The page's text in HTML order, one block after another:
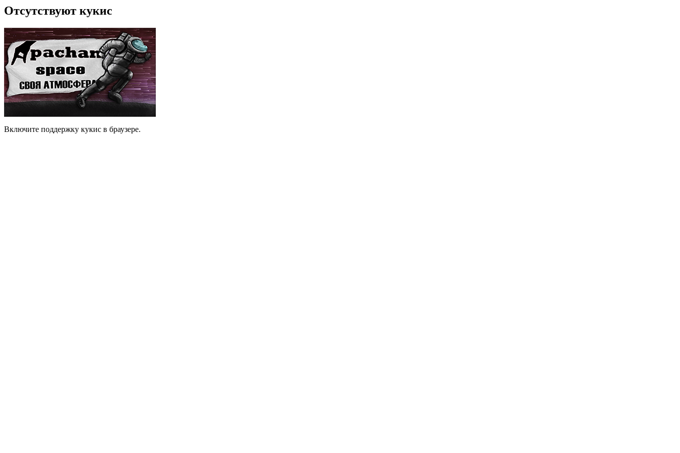
Отсутствуют кукис
Включите поддержку кукис в браузере.